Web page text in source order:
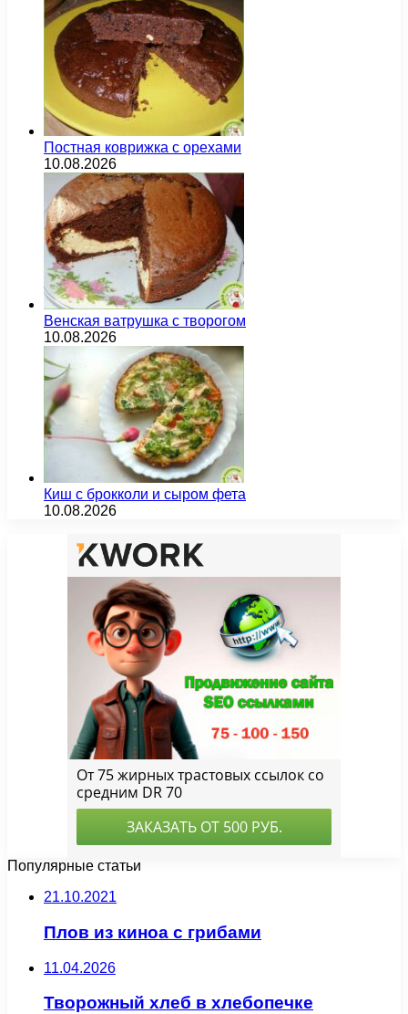
Постная коврижка с орехами
10.08.2026
Венская ватрушка с творогом
10.08.2026
Киш с брокколи и сыром фета
10.08.2026
Популярные статьи
21.10.2021
Плов из киноа с грибами
11.04.2026
Творожный хлеб в хлебопечке